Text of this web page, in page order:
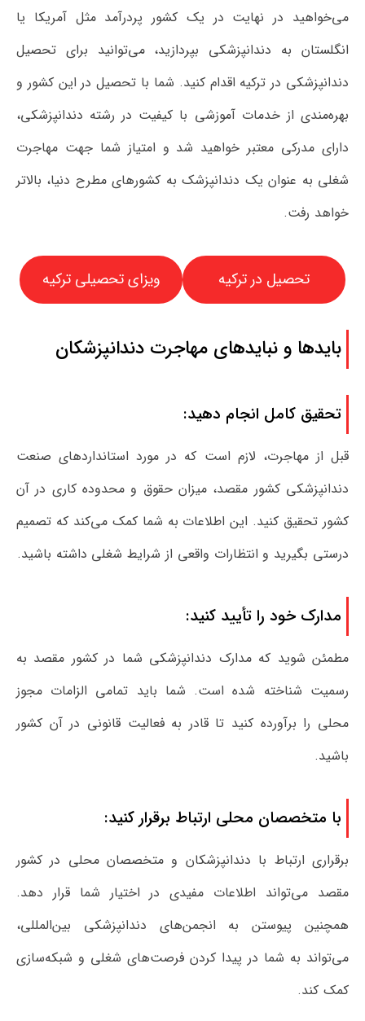
می‌خواهید در نهایت در یک کشور پردرآمد مثل آمریکا یا
انگلستان به دندانپزشکی بپردازید، می‌توانید برای تحصیل
دندانپزشکی در ترکیه اقدام کنید. شما با تحصیل در این کشور و
بهره‌مندی از خدمات آموزشی با کیفیت در رشته دندانپزشکی،
دارای مدرکی معتبر خواهید شد و امتیاز شما جهت مهاجرت
شغلی به عنوان یک دندانپزشک به کشورهای مطرح دنیا، بالاتر
خواهد رفت.
تحصیل در ترکیه ویزای تحصیلی ترکیه
بایدها و نبایدهای مهاجرت دندانپزشکان
تحقیق کامل انجام دهید:
قبل از مهاجرت، لازم است که در مورد استانداردهای صنعت
دندانپزشکی کشور مقصد، میزان حقوق و محدوده کاری در آن
کشور تحقیق کنید. این اطلاعات به شما کمک می‌کند که تصمیم
درستی بگیرید و انتظارات واقعی از شرایط شغلی داشته باشید.
مدارک خود را تأیید کنید:
مطمئن شوید که مدارک دندانپزشکی شما در کشور مقصد به
رسمیت شناخته شده است. شما باید تمامی الزامات مجوز
محلی را برآورده کنید تا قادر به فعالیت قانونی در آن کشور
باشید.
با متخصصان محلی ارتباط برقرار کنید:
برقراری ارتباط با دندانپزشکان و متخصصان محلی در کشور
مقصد می‌تواند اطلاعات مفیدی در اختیار شما قرار دهد.
همچنین پیوستن به انجمن‌های دندانپزشکی بین‌المللی،
می‌تواند به شما در پیدا کردن فرصت‌های شغلی و شبکه‌سازی
کمک کند.